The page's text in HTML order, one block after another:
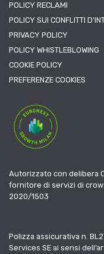
POLICY RECLAMI
POLICY SUI CONFLITTI
PRIVACY POLICY
POLICY WHISTLEBLOWING
COOKIE POLICY
PREFERENZE COOKIES
Autorizzato con delibera
fornitore di servizi di
2020/1503
Polizza assicurativa n.
Services SE ai sensi